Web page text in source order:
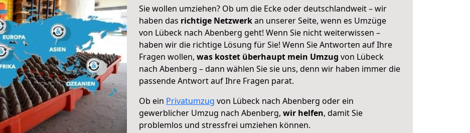
Sie wollen umziehen? Ob um die Ecke oder deutschlandweit – wir
haben das richtige Netzwerkan unserer Seite, wenn es Umzüge
von Lübeck nach Abenberg geht! Wenn Sie nicht weiterwissen –
haben wir die richtige Lösung für Sie! Wenn Sie Antworten auf Ihre
Fragen wollen, was kostet überhaupt mein Umzug von Lübeck
nach Abenberg – dann wählen Sie sie uns, denn wir haben immer die
passende Antwort auf Ihre Fragen parat.
Ob ein Privatumzug von Lübeck nach Abenberg oder ein
gewerblicher Umzug nach Abenberg, wir helfen, damit Sie
problemlos und stressfrei umziehen können.